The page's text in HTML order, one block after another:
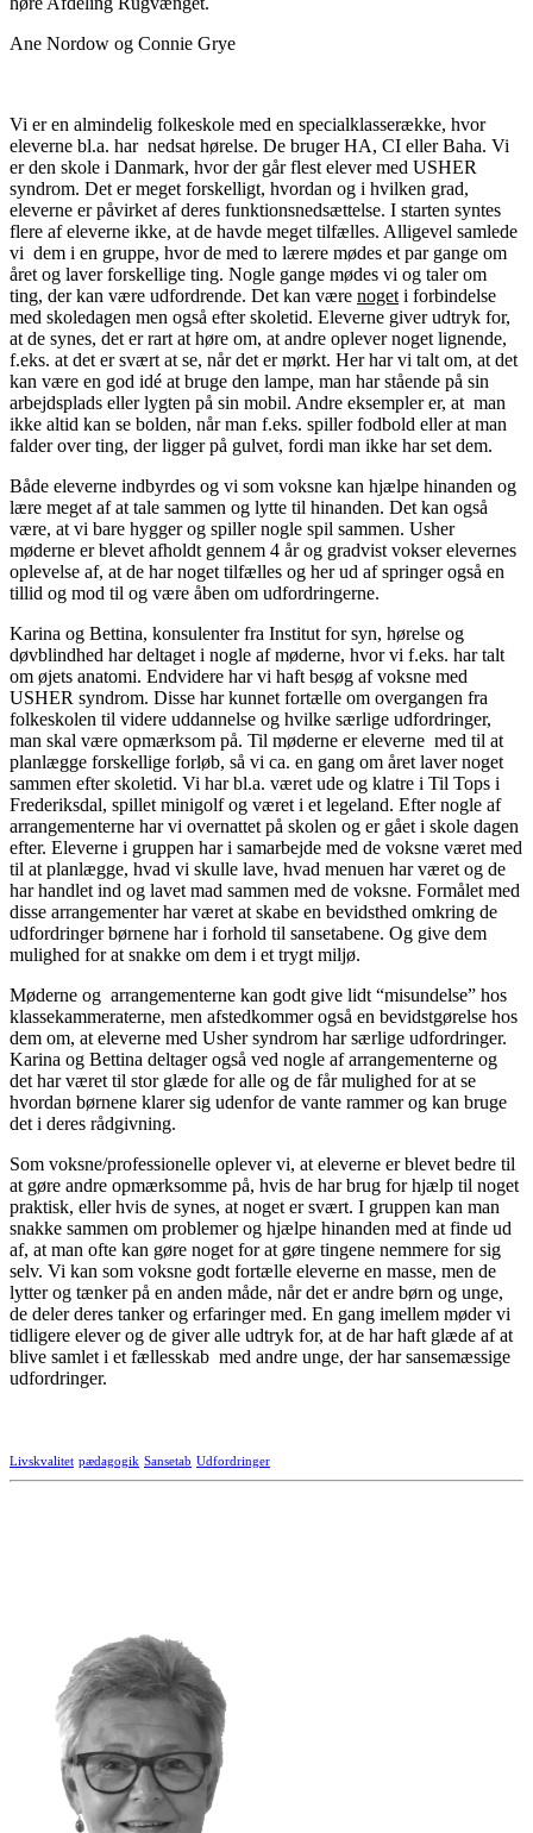
Ane Nordow og Connie Grye
Vi er en almindelig folkeskole med en specialklasserække, hvor
eleverne bl.a. har nedsat hørelse. De bruger HA, CI eller Baha. Vi
er den skole i Danmark, hvor der går flest elever med USHER
syndrom. Det er meget forskelligt, hvordan og i hvilken grad,
eleverne er påvirket af deres funktionsnedsættelse. I starten syntes
flere af eleverne ikke, at de havde meget tilfælles. Alligevel samlede
vi dem i en gruppe, hvor de med to lærere mødes et par gange om
året og laver forskellige ting. Nogle gange mødes vi og taler om
ting, der kan være udfordrende. Det kan være noget i forbindelse
med skoledagen men også efter skoletid. Eleverne giver udtryk for,
at de synes, det er rart at høre om, at andre oplever noget lignende,
f.eks. at det er svært at se, når det er mørkt. Her har vi talt om, at det
kan være en god idé at bruge den lampe, man har stående på sin
arbejdsplads eller lygten på sin mobil. Andre eksempler er, at man
ikke altid kan se bolden, når man f.eks. spiller fodbold eller at man
falder over ting, der ligger på gulvet, fordi man ikke har set dem.
Både eleverne indbyrdes og vi som voksne kan hjælpe hinanden og
lære meget af at tale sammen og lytte til hinanden. Det kan også
være, at vi bare hygger og spiller nogle spil sammen. Usher
møderne er blevet afholdt gennem 4 år og gradvist vokser elevernes
oplevelse af, at de har noget tilfælles og her ud af springer også en
tillid og mod til og være åben om udfordringerne.
Karina og Bettina, konsulenter fra Institut for syn, hørelse og
døvblindhed har deltaget i nogle af møderne, hvor vi f.eks. har talt
om øjets anatomi. Endvidere har vi haft besøg af voksne med
USHER syndrom. Disse har kunnet fortælle om overgangen fra
folkeskolen til videre uddannelse og hvilke særlige udfordringer,
man skal være opmærksom på. Til møderne er eleverne med til at
planlægge forskellige forløb, så vi ca. en gang om året laver noget
sammen efter skoletid. Vi har bl.a. været ude og klatre i Til Tops i
Frederiksdal, spillet minigolf og været i et legeland. Efter nogle af
arrangementerne har vi overnattet på skolen og er gået i skole dagen
efter. Eleverne i gruppen har i samarbejde med de voksne været med
til at planlægge, hvad vi skulle lave, hvad menuen har været og de
har handlet ind og lavet mad sammen med de voksne. Formålet med
disse arrangementer har været at skabe en bevidsthed omkring de
udfordringer børnene har i forhold til sansetabene. Og give dem
mulighed for at snakke om dem i et trygt miljø.
Møderne og arrangementerne kan godt give lidt “misundelse” hos
klassekammeraterne, men afstedkommer også en bevidstgørelse hos
dem om, at eleverne med Usher syndrom har særlige udfordringer.
Karina og Bettina deltager også ved nogle af arrangementerne og
det har været til stor glæde for alle og de får mulighed for at se
hvordan børnene klarer sig udenfor de vante rammer og kan bruge
det i deres rådgivning.
Som voksne/professionelle oplever vi, at eleverne er blevet bedre til
at gøre andre opmærksomme på, hvis de har brug for hjælp til noget
praktisk, eller hvis de synes, at noget er svært. I gruppen kan man
snakke sammen om problemer og hjælpe hinanden med at finde ud
af, at man ofte kan gøre noget for at gøre tingene nemmere for sig
selv. Vi kan som voksne godt fortælle eleverne en masse, men de
lytter og tænker på en anden måde, når det er andre børn og unge,
de deler deres tanker og erfaringer med. En gang imellem møder vi
tidligere elever og de giver alle udtryk for, at de har haft glæde af at
blive samlet i et fællesskab med andre unge, der har sansemæssige
udfordringer.
Livskvalitet pædagogik Sansetab Udfordringer